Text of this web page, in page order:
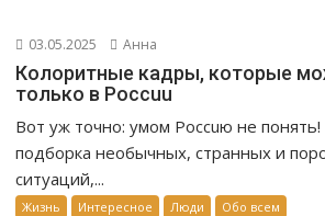
03.05.2025 Анна
Колоритные кадры, которые
только в Россuu
Вот уж точно: умом Россuю не
подборка необычных, странных и
ситуаций,...
Жизнь Интересное Люди Обо всем